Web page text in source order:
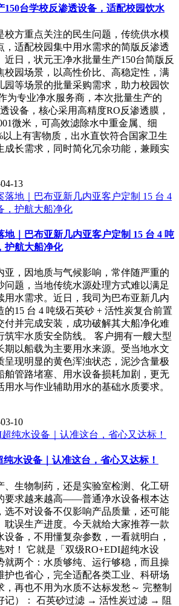
150台学校反渗透设备，适配校园饮水
校方重点关注的民生问题，传统供水模
，适配校园集中用水需求的简版反渗透
近日，状元王净水批量生产150台简版反
校园场景，以高性价比、高稳定性，满
园等场景的批量采购需求，助力校园饮
为专业净水服务商，本次批量生产的
设备，核心采用高精度RO反渗透膜，
微米，可高效滤除水中重金属、细
以上有害物质，出水直饮符合国家卫生
成长需求，同时简化冗余功能，兼顾实
13
地｜巴布亚新几内亚客户定制 15 台 4 吨
护航大船净化
亚，因地质与气候影响，常伴随严重的
问题，当地传统水源处理方式难以满足
用水需求。近日，我司为巴布亚新几内
的15 台 4 吨级石英砂 + 活性炭复合前置
付并完成安装，成功破解其大船净化难
筑牢水质安全防线。 客户拥有一艘大型
期以船载为主要用水来源。受当地水文
呈现明显的黄色浑浊状态，泥沙含量极
舶管路堵塞、用水设备损耗加剧，更无
用水与作业辅助用水的基础水质要求。
10
水设备｜认准这台，省心又达标！
、生物制药，还是实验室检测、化工研
要求越来越高——普通净水设备根本达
选不对设备不仅影响产品质量，还可能
耽误生产进度。今天就给大家推荐一款
设备，不用懂复杂参数，一看就明白，
对！ 它就是「双级RO+EDI超纯水设
就两个：水质够纯、运行够稳，而且操
护也省心，完全适配各类工业、科研场
，再也不用为水质不达标发愁～ 完整制
记）： 石英砂过滤 → 活性炭过滤 → 阻